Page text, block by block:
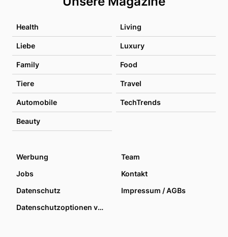
Health Living
Liebe Luxury
Family Food
Tiere Travel
Automobile TechTrends
Beauty
Werbung
Team
Jobs
Kontakt
Datenschutz
Impressum / AGBs
Datenschutzoptionen verwalten